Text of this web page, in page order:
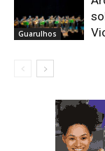
Guarulhos